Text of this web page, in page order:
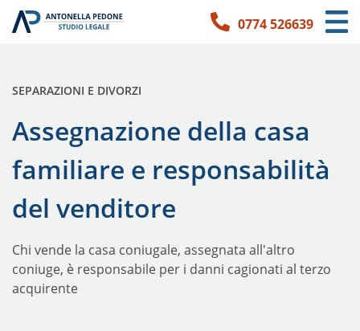
Link per l'accessibilità
Vai ai contenuti principali
Vai ai contatti0774 526639
Assegnazione della casa
familiare e responsabilità
del venditore
PUBBLICATO IN:
SEPARAZIONI E DIVORZI
Chi vende la casa coniugale, assegnata all'altro
coniuge, è responsabile per i danni cagionati al terzo
acquirente